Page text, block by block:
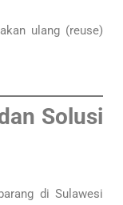
ulang (reuse)
Solusi
di Sulawesi